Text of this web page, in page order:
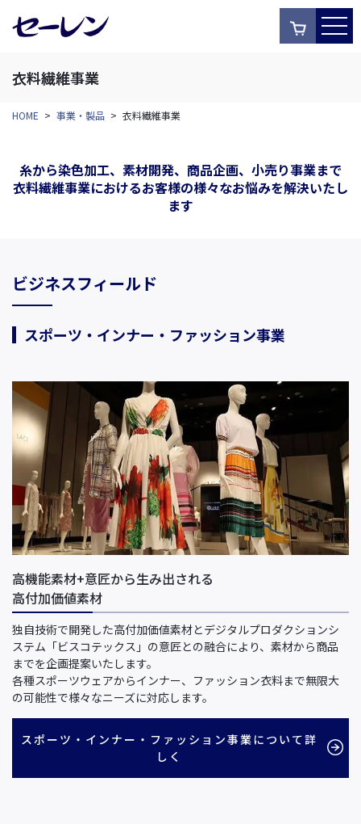
衣料繊維事業
HOME > 事業・製品 > 衣料繊維事業
糸から染色加工、素材開発、商品企画、小売り事業まで
衣料繊維事業におけるお客様の様々なお悩みを解決いたし
ます
ビジネスフィールド
スポーツ・インナー・ファッション事業
高機能素材+意匠から生み出される
高付加価値素材
独自技術で開発した高付加価値素材とデジタルプロダクションシ
ステム「ビスコテックス」の意匠との融合により、素材から商品
までを企画提案いたします。
各種スポーツウェアからインナー、ファッション衣料まで無限大
の可能性で様々なニーズに対応します。
スポーツ・インナー・ファッション事業について詳
しく